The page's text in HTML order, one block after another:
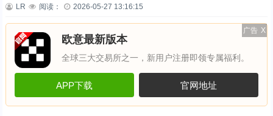
LR 阅读： 2026-05-27 13:16:15
广告 X
欧意最新版本
全球三大交易所之一，新用户注册即领专属福利。
APP下载 官网地址